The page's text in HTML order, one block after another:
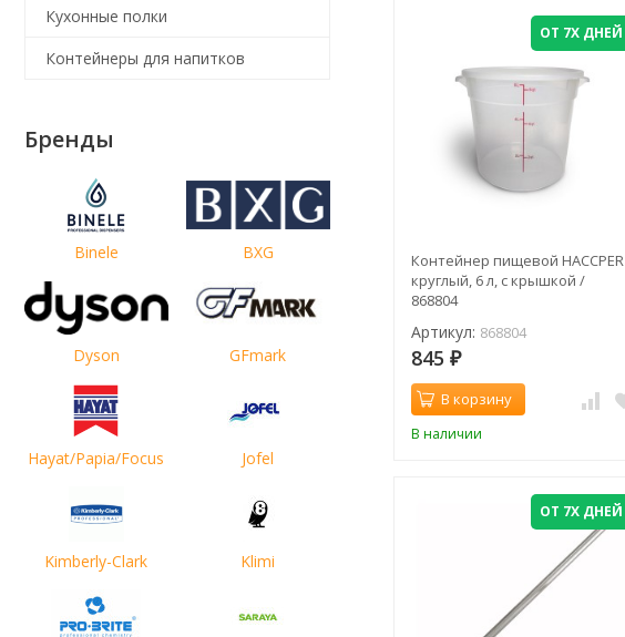
ОТ 7Х ДНЕЙ
Контейнер пищевой HACCPER
круглый, 6 л, с крышкой /
868804
Артикул: 868804
845 ₽
В корзину
В наличии
ОТ 7Х ДНЕЙ
Кухонные полки
Контейнеры для напитков
Бренды
Binele BXG
Dyson GFmark
Hayat/Papia/Focus Jofel
Kimberly-Clark Klimi